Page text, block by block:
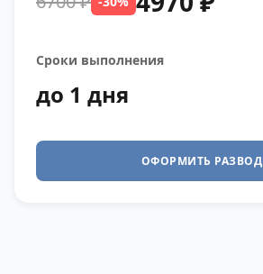
Сроки выполнения
до 1 дня
ОФОРМИТЬ РАЗВОД